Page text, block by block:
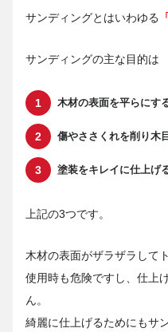
サンディングとはいわゆる
サンディングの主な目的は
木材の表面を平らにす
傷やささくれを削り木
塗装をキレイに仕上げ
上記の3つです。
木材の表面がザラザラして
使用時も危険ですし、仕上
ん。
綺麗に仕上げるためにもサ